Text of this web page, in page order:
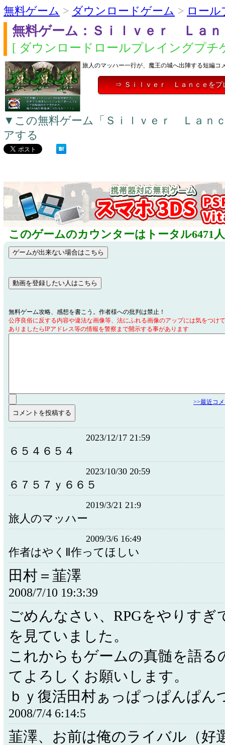
無料ゲーム > ダウンロードゲーム > ロー
無料ゲーム：Ｓｉｌｖｅｒ Ｌａｎ
[ ダウンロードロールプレイングプチ
旅人のマッハー一行が、魔王の城へ出陣する短編コ
⇒ Ｓｉｌｖｅｒ Ｌａｎｃｅをプ
▼この無料ゲーム「Ｓｉｌｖｅｒ Ｌａｎ
アする
このゲームのカウンターはトータル6471
無料ゲーム攻略、感想を書こう。作者様への批判は禁止！
公序良俗に反する内容や違法な画像等、法にふれる画像のアップには気をつけ
ありましたらIPアドレス等の情報を警察まで開示する事があります
>>最近コ
2023/12/17 21:59
６５４６５４
2023/10/30 20:59
６７５７ｙ６６５
2019/3/21 21:9
旅人のマッハー
2009/3/6 16:49
作者はやくⅡ作ってほしい
田村＝韮澤
2008/7/10 19:3:39
ごめんなさい、RPGをやりすぎ
を見ていました。
これからもゲームの真髄を語る
てよろしくお願いします。
ｂｙ復活田村ぁっぱっぱんぱん
2008/7/4 6:14:5
韮澤、お前は俺のライバル（好